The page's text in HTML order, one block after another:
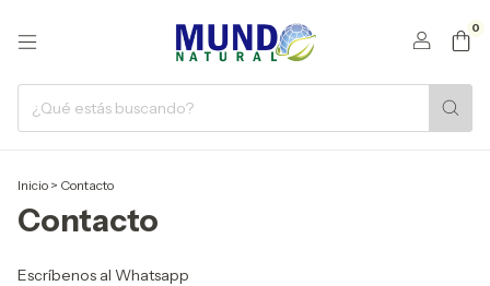
0
Inicio > Contacto
Contacto
Escríbenos al Whatsapp